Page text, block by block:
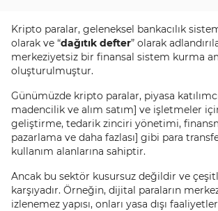
Kripto paralar, geleneksel bankacılık
olarak ve “dağıtık defter” olarak
merkeziyetsiz bir finansal sistem kurma
oluşturulmuştur.
Günümüzde kripto paralar, piyasa
madencilik ve alım satım] ve işletmeler
geliştirme, tedarik zinciri yönetimi,
pazarlama ve daha fazlası] gibi para
kullanım alanlarına sahiptir.
Ancak bu sektör kusursuz değildir ve
karşıyadır. Örneğin, dijital paraların
izlenemez yapısı, onları yasa dışı